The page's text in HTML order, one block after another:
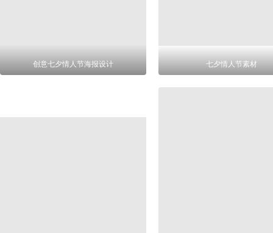
创意七夕情人节海报设计 七夕情人节素材